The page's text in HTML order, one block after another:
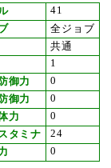
41
全ジョブ
共通
1
御力
0
御力
0
力
0
タミナ
24
0